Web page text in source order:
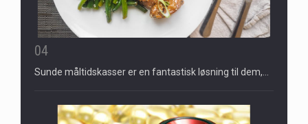
04
Sunde måltidskasser er en fantastisk løsning til dem,…